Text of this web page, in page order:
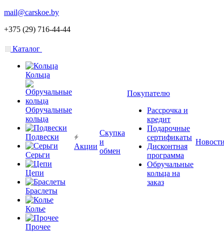
mail@carskoe.by
+375 (29) 716-44-44
Каталог
Кольца
Обручальные
кольца
Подвески
Серьги
Цепи
Браслеты
Колье
Прочее
Акции
Скупка
и
обмен
Покупателю
Рассрочка и
кредит
Подарочные
сертификаты
Дисконтная
программа
Обручальные
кольца на
заказ